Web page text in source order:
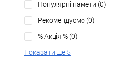
Популярні намети (0)
Рекомендуємо (0)
% Акція % (0)
Показати ще 5